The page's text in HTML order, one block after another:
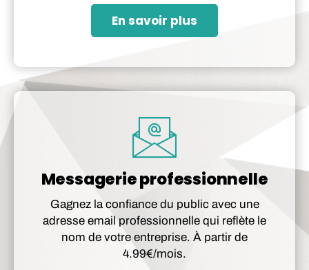
En savoir plus
Messagerie professionnelle
Gagnez la confiance du public avec une
adresse email professionnelle qui reflète le
nom de votre entreprise. À partir de
4.99€/mois.